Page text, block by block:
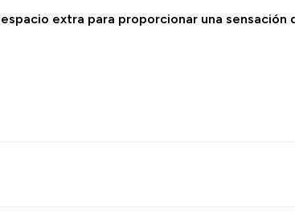
extra para proporcionar una sensación